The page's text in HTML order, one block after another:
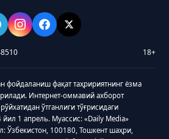
18+
фойдаланиш фақат таҳририятнинг ёзма
Интернет-оммавий ахборот
ўтганлиги тўғрисидаги
1 апрель. Муассис: «Daily Media»
Ўзбекистон, 100180, Тошкент шаҳри,